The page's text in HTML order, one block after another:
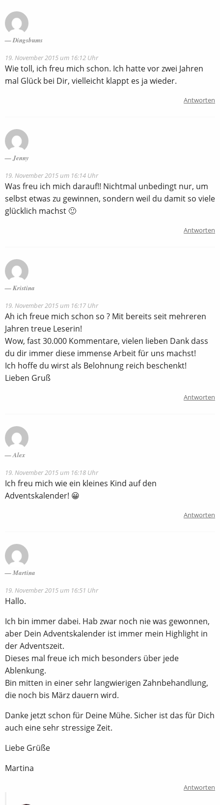
Dingsbums
19. November 2015 um 16:12 Uhr
Wie toll, ich freu mich schon. Ich hatte vor zwei Jahren
mal Glück bei Dir, vielleicht klappt es ja wieder.
Antworten
Jenny
19. November 2015 um 16:14 Uhr
Was freu ich mich darauf!! Nichtmal unbedingt nur, um
selbst etwas zu gewinnen, sondern weil du damit so viele
glücklich machst 🙂
Antworten
Kristina
19. November 2015 um 16:17 Uhr
Ah ich freue mich schon so ? Mit bereits seit mehreren
Jahren treue Leserin!
Wow, fast 30.000 Kommentare, vielen lieben Dank dass
du dir immer diese immense Arbeit für uns machst!
Ich hoffe du wirst als Belohnung reich beschenkt!
Lieben Gruß
Antworten
Alex
19. November 2015 um 16:18 Uhr
Ich freu mich wie ein kleines Kind auf den
Adventskalender! 😀
Antworten
Martina
19. November 2015 um 16:51 Uhr
Hallo.
Ich bin immer dabei. Hab zwar noch nie was gewonnen,
aber Dein Adventskalender ist immer mein Highlight in
der Adventszeit.
Dieses mal freue ich mich besonders über jede
Ablenkung.
Bin mitten in einer sehr langwierigen Zahnbehandlung,
die noch bis März dauern wird.
Danke jetzt schon für Deine Mühe. Sicher ist das für Dich
auch eine sehr stressige Zeit.
Liebe Grüße
Martina
Antworten